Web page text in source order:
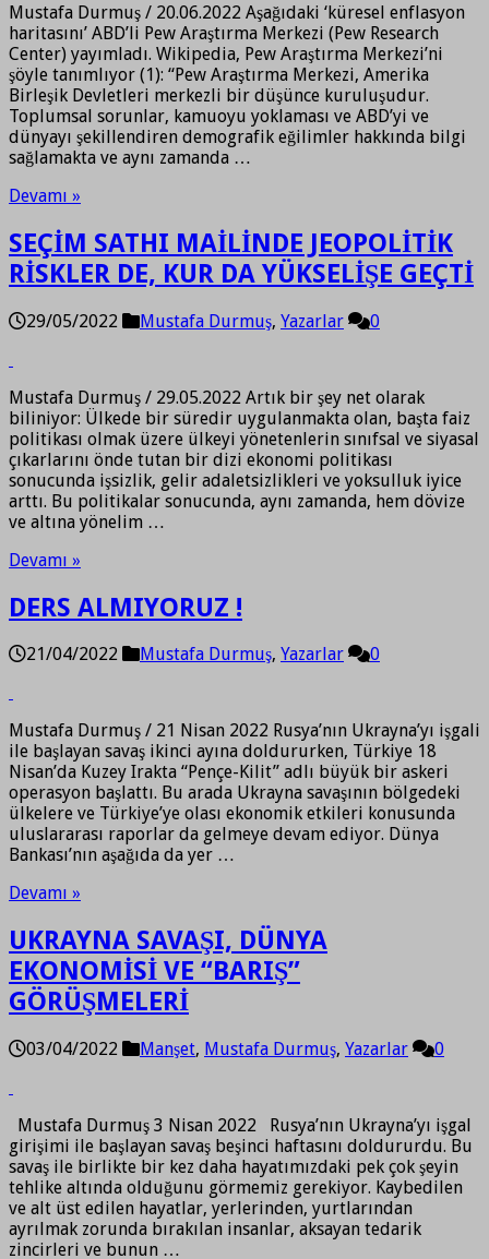
Mustafa Durmuş / 20.06.2022 Aşağıdaki ‘küresel enflasyon
haritasını’ ABD’li Pew Araştırma Merkezi (Pew Research
Center) yayımladı. Wikipedia, Pew Araştırma Merkezi’ni
şöyle tanımlıyor (1): “Pew Araştırma Merkezi, Amerika
Birleşik Devletleri merkezli bir düşünce kuruluşudur.
Toplumsal sorunlar, kamuoyu yoklaması ve ABD’yi ve
dünyayı şekillendiren demografik eğilimler hakkında bilgi
sağlamakta ve aynı zamanda …
Devamı »
SEÇİM SATHI MAİLİNDE JEOPOLİTİK
RİSKLER DE, KUR DA YÜKSELİŞE GEÇTİ
29/05/2022 Mustafa Durmuş, Yazarlar 0
Mustafa Durmuş / 29.05.2022 Artık bir şey net olarak
biliniyor: Ülkede bir süredir uygulanmakta olan, başta faiz
politikası olmak üzere ülkeyi yönetenlerin sınıfsal ve siyasal
çıkarlarını önde tutan bir dizi ekonomi politikası
sonucunda işsizlik, gelir adaletsizlikleri ve yoksulluk iyice
arttı. Bu politikalar sonucunda, aynı zamanda, hem dövize
ve altına yönelim …
Devamı »
DERS ALMIYORUZ !
21/04/2022 Mustafa Durmuş, Yazarlar 0
Mustafa Durmuş / 21 Nisan 2022 Rusya’nın Ukrayna’yı işgali
ile başlayan savaş ikinci ayına doldururken, Türkiye 18
Nisan’da Kuzey Irakta “Pençe-Kilit” adlı büyük bir askeri
operasyon başlattı. Bu arada Ukrayna savaşının bölgedeki
ülkelere ve Türkiye’ye olası ekonomik etkileri konusunda
uluslararası raporlar da gelmeye devam ediyor. Dünya
Bankası’nın aşağıda da yer …
Devamı »
UKRAYNA SAVAŞI, DÜNYA
EKONOMİSİ VE “BARIŞ”
GÖRÜŞMELERİ
03/04/2022 Manşet, Mustafa Durmuş, Yazarlar 0
Mustafa Durmuş 3 Nisan 2022 Rusya’nın Ukrayna’yı işgal
girişimi ile başlayan savaş beşinci haftasını doldururdu. Bu
savaş ile birlikte bir kez daha hayatımızdaki pek çok şeyin
tehlike altında olduğunu görmemiz gerekiyor. Kaybedilen
ve alt üst edilen hayatlar, yerlerinden, yurtlarından
ayrılmak zorunda bırakılan insanlar, aksayan tedarik
zincirleri ve bunun …